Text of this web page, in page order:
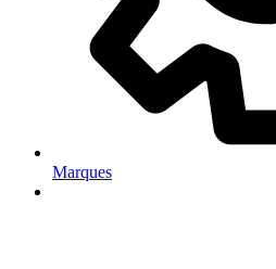
Marques